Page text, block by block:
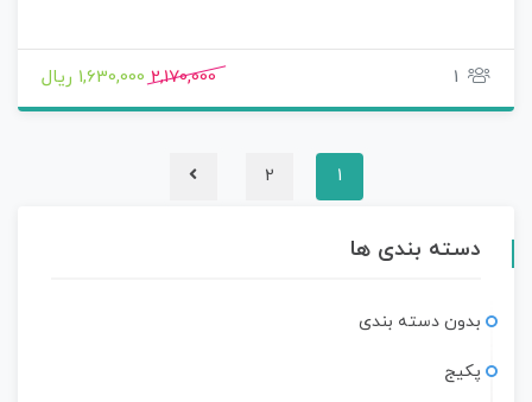
1
2,170,000 1,630,000 ریال
1
2
دسته بندی ها
بدون دسته بندی
پکیج